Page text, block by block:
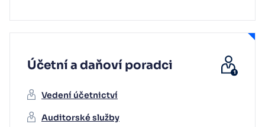
Účetní a daňoví poradci
Vedení účetnictví
Auditorské služby